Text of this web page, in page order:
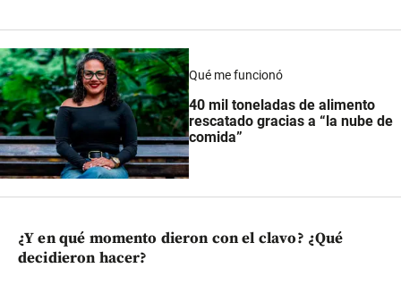
Qué me funcionó
40 mil toneladas de alimento
rescatado gracias a “la nube de
comida”
¿Y en qué momento dieron con el clavo? ¿Qué
decidieron hacer?